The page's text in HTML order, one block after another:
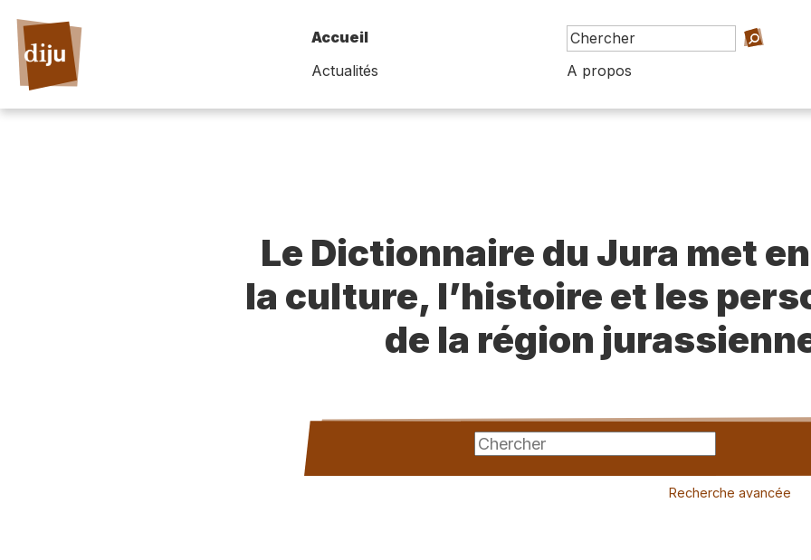
Accueil
Actualités
A propos
Le Dictionnaire du Jura met
la culture, l’histoire et les
de la région
Recherche avancée